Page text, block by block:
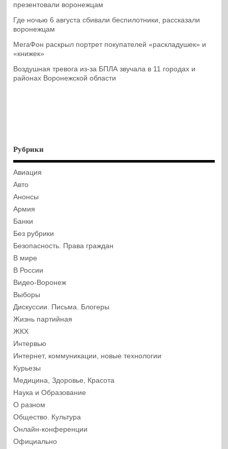
презентовали воронежцам
Где ночью 6 августа сбивали беспилотники, рассказали
воронежцам
МегаФон раскрыл портрет покупателей «раскладушек» и
«книжек»
Воздушная тревога из-за БПЛА звучала в 11 городах и
районах Воронежской области
Рубрики
Авиация
Авто
Анонсы
Армия
Банки
Без рубрики
Безопасность. Права граждан
В мире
В России
Видео-Воронеж
Выборы
Дискуссии. Письма. Блогеры
Жизнь партийная
ЖКХ
Интервью
Интернет, коммуникации, новые технологии
Курьезы
Медицина, Здоровье, Красота
Наука и Образование
О разном
Общество. Культура
Онлайн-конференции
Официально